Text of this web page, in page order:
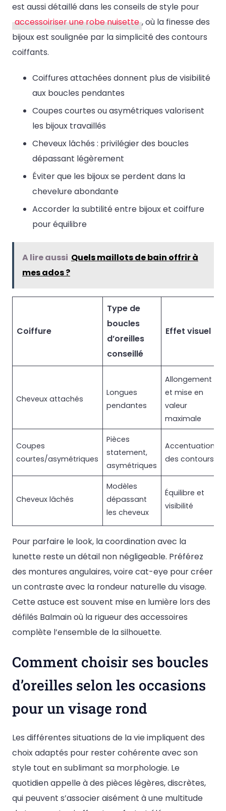
est aussi détaillé dans les conseils de style pour
accessoiriser une robe nuisette , où la finesse des
bijoux est soulignée par la simplicité des contours
coiffants.
Coiffures attachées donnent plus de visibilité
aux boucles pendantes
Coupes courtes ou asymétriques valorisent
les bijoux travaillés
Cheveux lâchés : privilégier des boucles
dépassant légèrement
Éviter que les bijoux se perdent dans la
chevelure abondante
Accorder la subtilité entre bijoux et coiffure
pour équilibre
A lire aussi Quels maillots de bain offrir à
mes ados ?
Coiffure
Type de
boucles
d’oreilles
conseillé
Effet visuel
Cheveux attachés
Longues
pendantes
Allongement
et mise en
valeur
maximale
Coupes
courtes/asymétriques
Pièces
statement,
asymétriques
Accentuation
des contours
Cheveux lâchés
Modèles
dépassant
les cheveux
Équilibre et
visibilité
Pour parfaire le look, la coordination avec la
lunette reste un détail non négligeable. Préférez
des montures angulaires, voire cat-eye pour créer
un contraste avec la rondeur naturelle du visage.
Cette astuce est souvent mise en lumière lors des
défilés Balmain où la rigueur des accessoires
complète l’ensemble de la silhouette.
Comment choisir ses boucles
d’oreilles selon les occasions
pour un visage rond
Les différentes situations de la vie impliquent des
choix adaptés pour rester cohérente avec son
style tout en sublimant sa morphologie. Le
quotidien appelle à des pièces légères, discrètes,
qui peuvent s’associer aisément à une multitude